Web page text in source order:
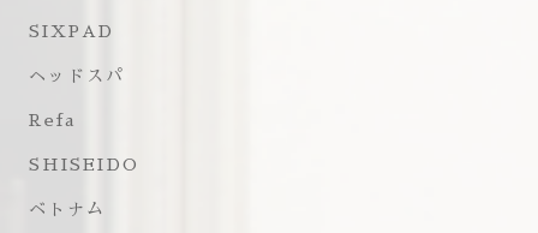
SIXPAD
ヘッドスパ
Refa
SHISEIDO
ベトナム